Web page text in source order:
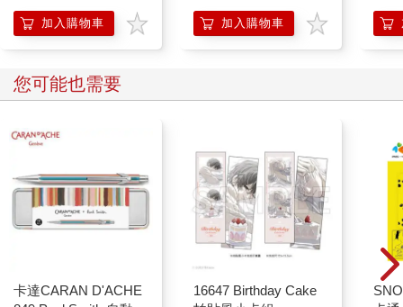
加入購物車 加入購物車
您可能也需要
卡達CARAN D'ACHE
16647 Birthday Cake